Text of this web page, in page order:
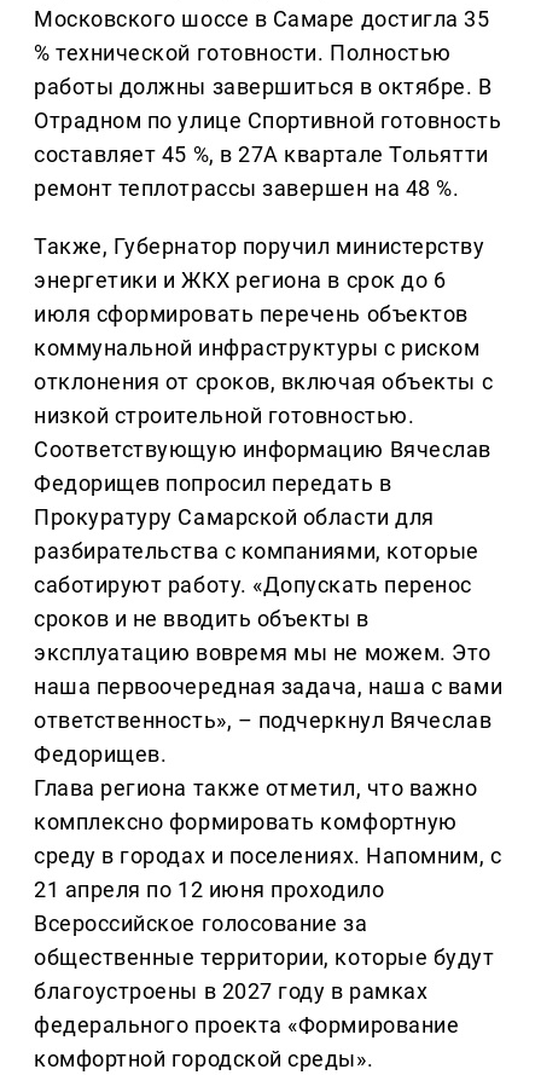
Московского шоссе в Самаре достигла 35
% технической готовности. Полностью
работы должны завершиться в октябре. В
Отрадном по улице Спортивной готовность
составляет 45 %, в 27А квартале Тольятти
ремонт теплотрассы завершен на 48 %.
Также, Губернатор поручил министерству
энергетики и ЖКХ региона в срок до 6
июля сформировать перечень объектов
коммунальной инфраструктуры с риском
отклонения от сроков, включая объекты с
низкой строительной готовностью.
Соответствующую информацию Вячеслав
Федорищев попросил передать в
Прокуратуру Самарской области для
разбирательства с компаниями, которые
саботируют работу. «Допускать перенос
сроков и не вводить объекты в
эксплуатацию вовремя мы не можем. Это
наша первоочередная задача, наша с вами
ответственность», – подчеркнул Вячеслав
Федорищев.
Глава региона также отметил, что важно
комплексно формировать комфортную
среду в городах и поселениях. Напомним, с
21 апреля по 12 июня проходило
Всероссийское голосование за
общественные территории, которые будут
благоустроены в 2027 году в рамках
федерального проекта «Формирование
комфортной городской среды».